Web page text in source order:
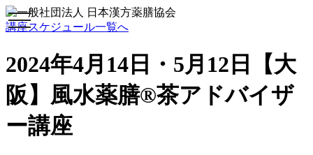
toggle
navigation
講座スケジュール一覧へ
2024年4月14日・5月12日【大
阪】風水薬膳®茶アドバイザ
ー講座